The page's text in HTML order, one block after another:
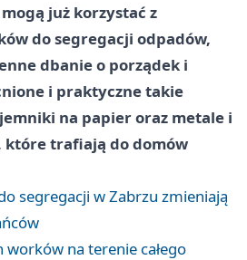
już korzystać z
do segregacji odpadów,
dbanie o porządek i
i praktyczne takie
na papier oraz metale i
które trafiają do domów
segregacji w Zabrzu zmieniają
na terenie całego